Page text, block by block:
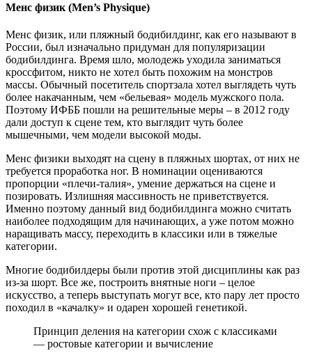
Менс физик (Men’s Physique)
Менс физик, или пляжный бодибилдинг, как его называют в
России, был изначально придуман для популяризации
бодибилдинга. Время шло, молодежь уходила заниматься
кроссфитом, никто не хотел быть похожим на монстров
массы. Обычный посетитель спортзала хотел выглядеть чуть
более накачанным, чем «бельевая» модель мужского пола.
Поэтому ИФББ пошли на решительные меры – в 2012 году
дали доступ к сцене тем, кто выглядит чуть более
мышечными, чем модели высокой моды.
Менс физики выходят на сцену в пляжных шортах, от них не
требуется проработка ног. В номинации оцениваются
пропорции «плечи-талия», умение держаться на сцене и
позировать. Излишняя массивность не приветствуется.
Именно поэтому данный вид бодибилдинга можно считать
наиболее подходящим для начинающих, а уже потом можно
наращивать массу, переходить в классики или в тяжелые
категории.
Многие бодибилдеры были против этой дисциплины как раз
из-за шорт. Все же, построить внятные ноги – целое
искусство, а теперь выступать могут все, кто пару лет просто
походил в «качалку» и одарен хорошей генетикой.
Принцип деления на категории схож с классиками
— ростовые категории и вычисление